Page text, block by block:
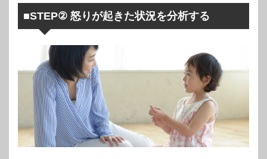
■STEP② 怒りが起きた状況を分析する